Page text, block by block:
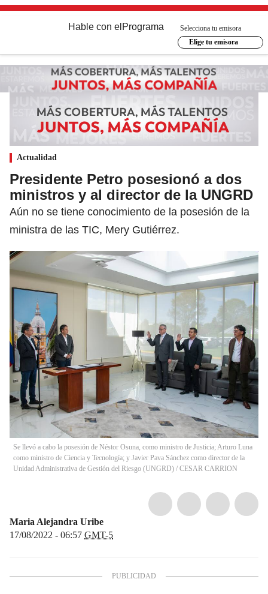
Hable con el Programa
Selecciona tu emisora
Elige tu emisora
Actualidad
Presidente Petro posesionó a dos
ministros y al director de la UNGRD
Aún no se tiene conocimiento de la posesión de la
ministra de las TIC, Mery Gutiérrez.
Se llevó a cabo la posesión de Néstor Osuna, como ministro de Justicia; Arturo Luna
como ministro de Ciencia y Tecnología; y Javier Pava Sánchez como director de la
Unidad Administrativa de Gestión del Riesgo (UNGRD) / CESAR CARRION
Maria Alejandra Uribe
17/08/2022 - 06:57 GMT-5